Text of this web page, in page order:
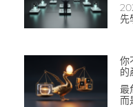
先
你
的
最
而